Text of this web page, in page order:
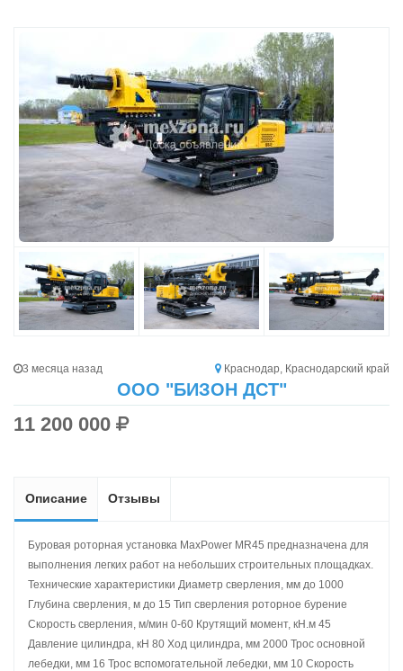
3 месяца назад Краснодар, Краснодарский край
ООО "БИЗОН ДСТ"
11 200 000
Описание Отзывы
Буровая роторная установка MaxPower MR45 предназначена для
выполнения легких работ на небольших строительных площадках.
Технические характеристики Диаметр сверления, мм до 1000
Глубина сверления, м до 15 Тип сверления роторное бурение
Скорость сверления, м/мин 0-60 Крутящий момент, кН.м 45
Давление цилиндра, кН 80 Ход цилиндра, мм 2000 Трос основной
лебедки, мм 16 Трос вспомогательной лебедки, мм 10 Скорость